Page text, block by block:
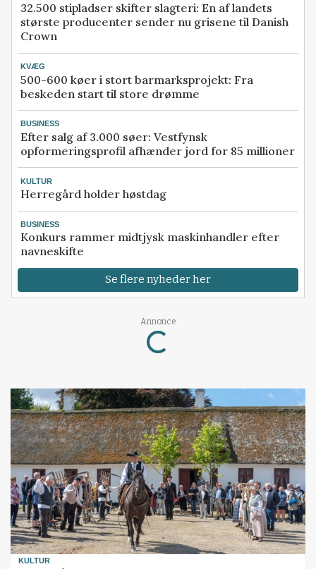
32.500 stipladser skifter slagteri: En af landets
største producenter sender nu grisene til Danish
Crown
KVÆG
500-600 køer i stort barmarksprojekt: Fra
beskeden start til store drømme
BUSINESS
Efter salg af 3.000 søer: Vestfynsk
opformeringsprofil afhænder jord for 85 millioner
KULTUR
Herregård holder høstdag
BUSINESS
Konkurs rammer midtjysk maskinhandler efter
navneskifte
Se flere nyheder her
Annonce
Loading...
KULTUR